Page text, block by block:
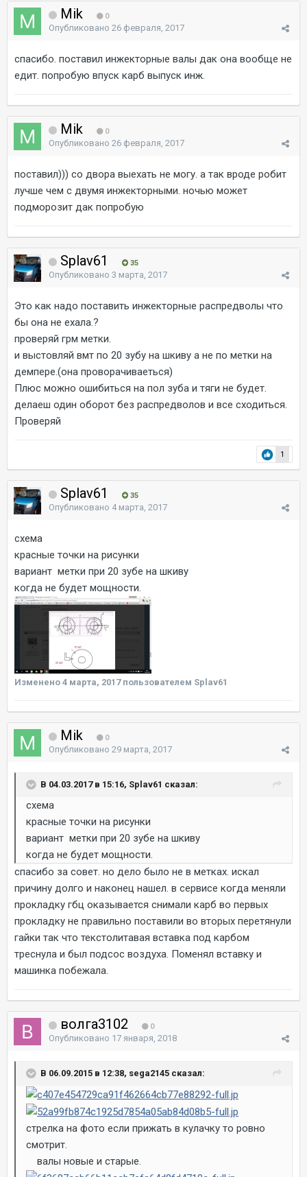
Mik 0
Опубликовано 26 февраля, 2017
спасибо. поставил инжекторные валы дак она вообще не
едит. попробую впуск карб выпуск инж.
Mik 0
Опубликовано 26 февраля, 2017
поставил))) со двора выехать не могу. а так вроде робит
лучше чем с двумя инжекторными. ночью может
подморозит дак попробую
Splav61 35
Опубликовано 3 марта, 2017
Это как надо поставить инжекторные распредволы что
бы она не ехала.?
проверяй грм метки.
и выстовляй вмт по 20 зубу на шкиву а не по метки на
демпере.(она проворачиваеться)
Плюс можно ошибиться на пол зуба и тяги не будет.
делаеш один оборот без распредволов и все сходиться.
Проверяй
1
Splav61 35
Опубликовано 4 марта, 2017
схема
красные точки на рисунки
вариант метки при 20 зубе на шкиву
когда не будет мощности.
Изменено 4 марта, 2017пользователем Splav61
Mik 0
Опубликовано 29 марта, 2017
В 04.03.2017 в 15:16, Splav61 сказал:
схема
красные точки на рисунки
вариант метки при 20 зубе на шкиву
когда не будет мощности.
спасибо за совет. но дело было не в метках. искал
причину долго и наконец нашел. в сервисе когда меняли
прокладку гбц оказывается снимали карб во первых
прокладку не правильно поставили во вторых перетянули
гайки так что текстолитавая вставка под карбом
треснула и был подсос воздуха. Поменял вставку и
машинка побежала.
волга3102 0
Опубликовано 17 января, 2018
В 06.09.2015 в 12:38, sega2145 сказал:
стрелка на фото если прижать в кулачку то ровно
смотрит.
валы новые и старые.